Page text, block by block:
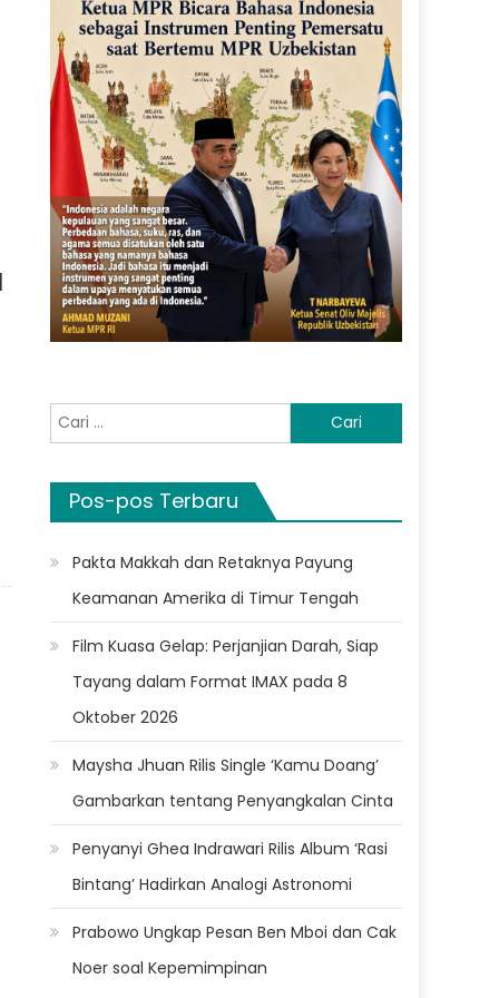
Cari
untuk:
Pos-pos Terbaru
Pakta Makkah dan Retaknya Payung
Keamanan Amerika di Timur Tengah
Film Kuasa Gelap: Perjanjian Darah, Siap
Tayang dalam Format IMAX pada 8
Oktober 2026
Maysha Jhuan Rilis Single ‘Kamu Doang’
Gambarkan tentang Penyangkalan Cinta
Penyanyi Ghea Indrawari Rilis Album ‘Rasi
Bintang’ Hadirkan Analogi Astronomi
Prabowo Ungkap Pesan Ben Mboi dan Cak
Noer soal Kepemimpinan